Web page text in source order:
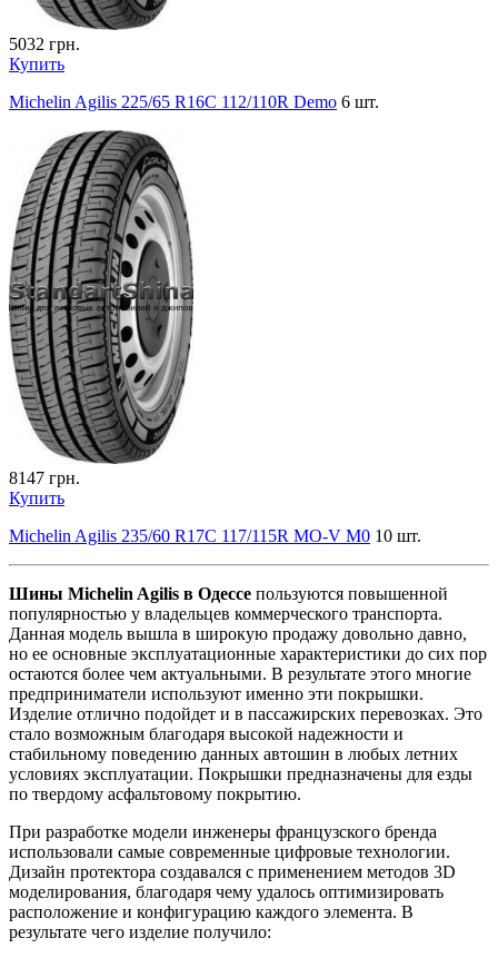
5032 грн.
Купить
Michelin Agilis 225/65 R16C 112/110R Demo 6 шт.
8147 грн.
Купить
Michelin Agilis 235/60 R17C 117/115R MO-V M0 10 шт.
Шины Michelin Agilis в Одессе пользуются повышенной
популярностью у владельцев коммерческого транспорта.
Данная модель вышла в широкую продажу довольно давно,
но ее основные эксплуатационные характеристики до сих пор
остаются более чем актуальными. В результате этого многие
предприниматели используют именно эти покрышки.
Изделие отлично подойдет и в пассажирских перевозках. Это
стало возможным благодаря высокой надежности и
стабильному поведению данных автошин в любых летних
условиях эксплуатации. Покрышки предназначены для езды
по твердому асфальтовому покрытию.
При разработке модели инженеры французского бренда
использовали самые современные цифровые технологии.
Дизайн протектора создавался с применением методов 3D
моделирования, благодаря чему удалось оптимизировать
расположение и конфигурацию каждого элемента. В
результате чего изделие получило: